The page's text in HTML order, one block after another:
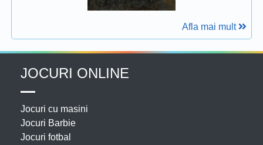
Afla mai mult
JOCURI ONLINE
Jocuri cu masini
Jocuri Barbie
Jocuri fotbal